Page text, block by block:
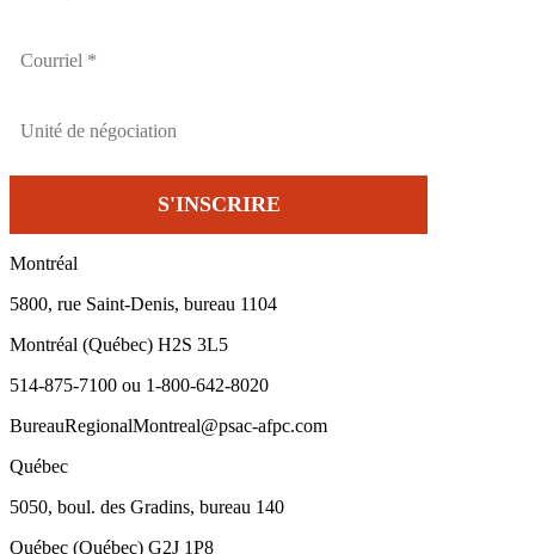
Montréal
5800, rue Saint-Denis, bureau 1104
Montréal (Québec) H2S 3L5
514-875-7100 ou 1-800-642-8020
BureauRegionalMontreal@psac-afpc.com
Québec
5050, boul. des Gradins, bureau 140
Québec (Québec) G2J 1P8